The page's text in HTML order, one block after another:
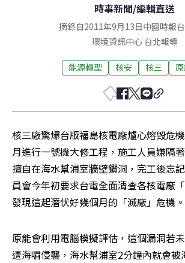
時事新聞/編輯直送
摘錄自2011年9月13日中國時報
環境資訊中心 台北報導
能源轉型 核安 核三
核三廠驚爆台版福島核電廠爐心熔毀危
月進行一號機大修工程，施工人員嫌隔
擅自在海水幫浦室牆壁鑽洞，完工後忘
員會今年初要求台電全面清查各核電廠
發現這起潛伏好幾個月的「滅廠」危機。
原能會利用電腦模擬評估，這個漏洞若
遭海嘯侵襲，海水幫浦室2分鐘內就會被